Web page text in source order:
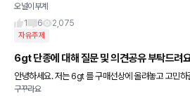
오널이부계
1
6 2,075
자유주제
6gt 단종에 대해 질문 및 의견공유 부탁드려
안녕하세요. 저는 6gt 를 구매선상에 올려놓고 고민하길 어언 6개월쯤 되었습니다. 다만
막상 지금 바로 차를 바꿀수는 없고 연말이나, 내년 초
구꾸라요